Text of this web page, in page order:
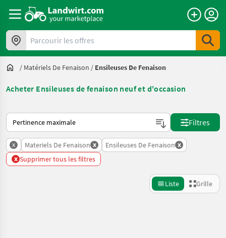
Parcourir les offres
/ Matériels De Fenaison / Ensileuses De Fenaison
Acheter Ensileuses de fenaison neuf et d'occasion
Voici comment les annonces sont triées sur Landwirt.com
Filtres
x Materiels De Fenaison x Ensileuses De Fenaison x
x Supprimer tous les filtres
Liste Grille